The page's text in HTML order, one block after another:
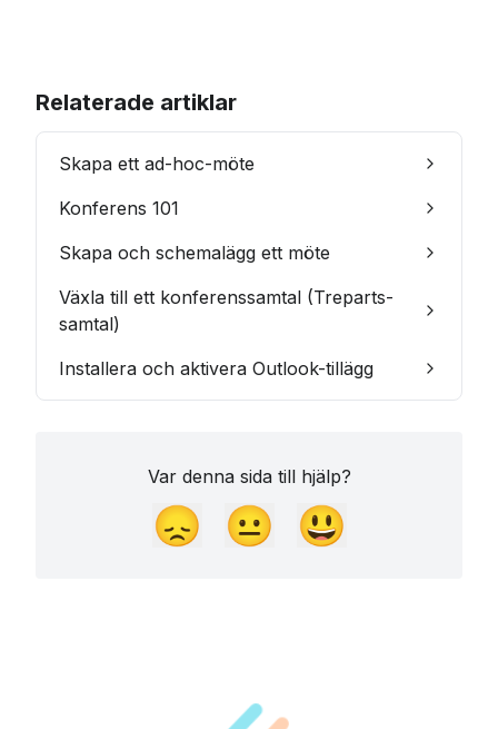
Relaterade artiklar
Skapa ett ad-hoc-möte
Konferens 101
Skapa och schemalägg ett möte
Växla till ett konferenssamtal (Treparts-
samtal)
Installera och aktivera Outlook-tillägg
Var denna sida till hjälp?
😞 😐 😃